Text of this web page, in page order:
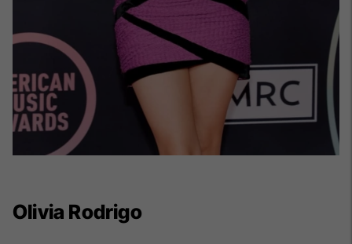
Olivia Rodrigo